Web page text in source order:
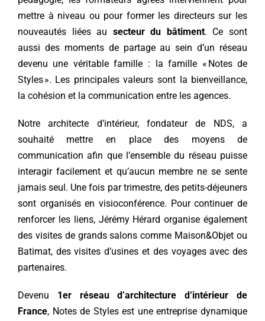
mettre à niveau ou pour former les directeurs sur les
nouveautés liées au secteur du bâtiment. Ce sont
aussi des moments de partage au sein d’un réseau
devenu une véritable famille : la famille « Notes de
Styles ». Les principales valeurs sont la bienveillance,
la cohésion et la communication entre les agences.
Notre architecte d’intérieur, fondateur de NDS, a
souhaité mettre en place des moyens de
communication afin que l’ensemble du réseau puisse
interagir facilement et qu’aucun membre ne se sente
jamais seul. Une fois par trimestre, des petits-déjeuners
sont organisés en visioconférence. Pour continuer de
renforcer les liens, Jérémy Hérard organise également
des visites de grands salons comme Maison&Objet ou
Batimat, des visites d’usines et des voyages avec des
partenaires.
Devenu 1er réseau d’architecture d’intérieur de
France, Notes de Styles est une entreprise dynamique